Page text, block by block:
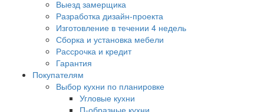
Выезд замерщика
Разработка дизайн-проекта
Изготовление в течении 4 недель
Сборка и установка мебели
Рассрочка и кредит
Гарантия
Покупателям
Выбор кухни по планировке
Угловые кухни
П-образные кухни